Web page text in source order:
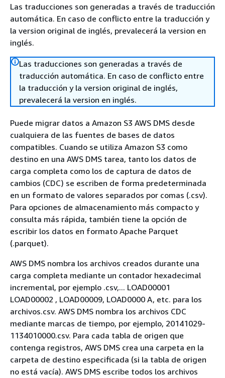
Las traducciones son generadas a través de traducción
automática. En caso de conflicto entre la traducción y
la version original de inglés, prevalecerá la version en
inglés.
Las traducciones son generadas a través de
traducción automática. En caso de conflicto entre
la traducción y la version original de inglés,
prevalecerá la version en inglés.
Puede migrar datos a Amazon S3 AWS DMS desde
cualquiera de las fuentes de bases de datos
compatibles. Cuando se utiliza Amazon S3 como
destino en una AWS DMS tarea, tanto los datos de
carga completa como los de captura de datos de
cambios (CDC) se escriben de forma predeterminada
en un formato de valores separados por comas (.csv).
Para opciones de almacenamiento más compacto y
consulta más rápida, también tiene la opción de
escribir los datos en formato Apache Parquet
(.parquet).
AWS DMS nombra los archivos creados durante una
carga completa mediante un contador hexadecimal
incremental, por ejemplo .csv,... LOAD00001
LOAD00002 , LOAD00009, LOAD0000 A, etc. para los
archivos.csv. AWS DMS nombra los archivos CDC
mediante marcas de tiempo, por ejemplo, 20141029-
1134010000.csv. Para cada tabla de origen que
contenga registros, AWS DMS crea una carpeta en la
carpeta de destino especificada (si la tabla de origen
no está vacía). AWS DMS escribe todos los archivos